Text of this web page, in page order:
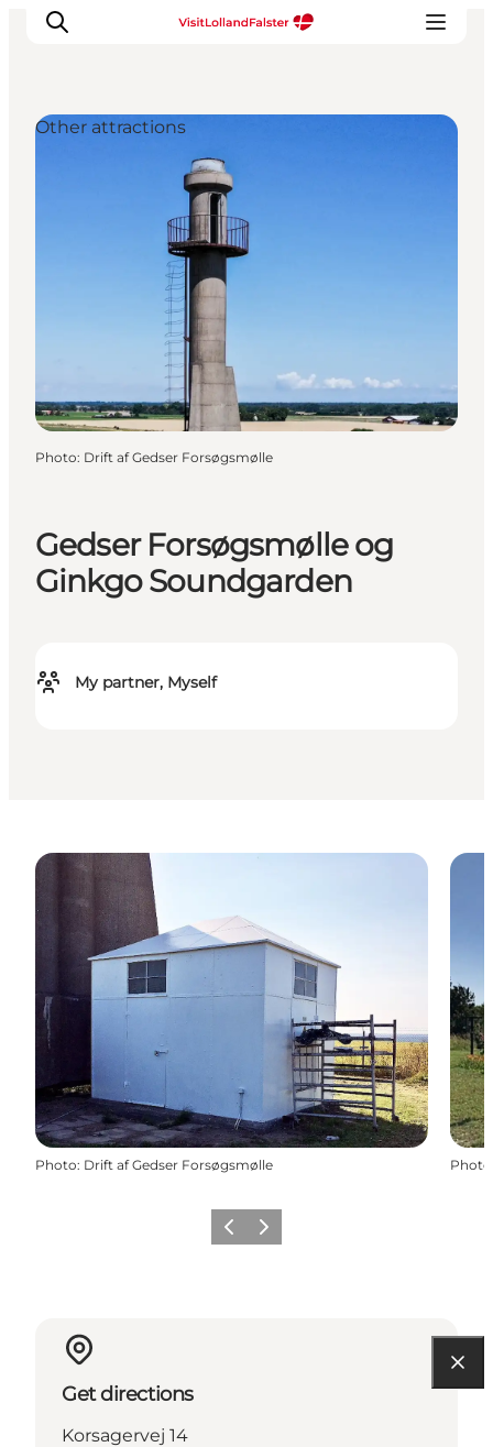
Plan Your Holiday
Gedser Forsøgsmølle og
Ginkgo Soundgarden
My partner, Myself
Other attractions
Photo: Drift af Gedser Forsøgsmølle
Photo: Drift af Gedser Forsøgsmølle Photo
Previous
Next
Get directions
Korsagervej 14